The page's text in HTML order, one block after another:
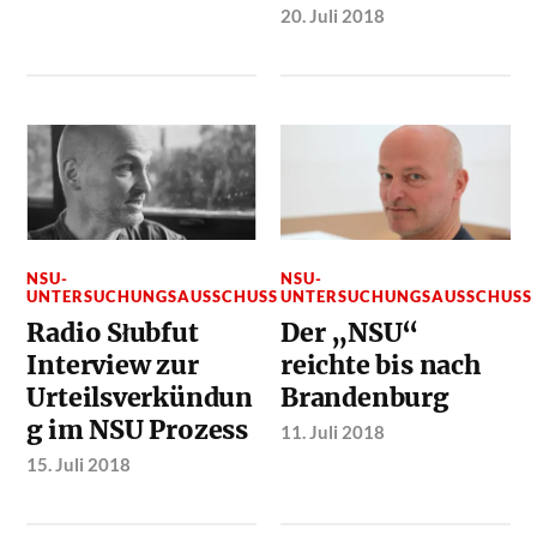
20. Juli 2018
NSU-
UNTERSUCHUNGSAUSSCHUSS
Radio Słubfut
Interview zur
Urteilsverkündun
g im NSU Prozess
15. Juli 2018
NSU-
UNTERSUCHUNGSAUSSCHUSS
Der „NSU“
reichte bis nach
Brandenburg
11. Juli 2018